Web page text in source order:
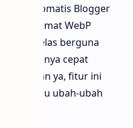
otomatis Blogger
format WebP
Ini jelas berguna
blognya cepat
Dan ya, fitur ini
gak perlu ubah-ubah